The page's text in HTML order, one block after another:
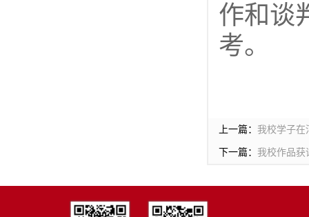
作和谈
考。
上一篇： 我校学子在
下一篇： 我校作品获